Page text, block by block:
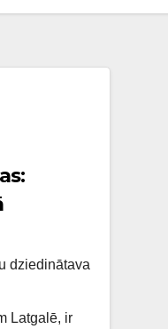
dziedinātava
Latgalē, ir